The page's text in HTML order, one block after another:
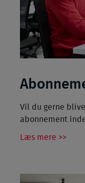
Vil du gerne
abonnement
Læs mere >>